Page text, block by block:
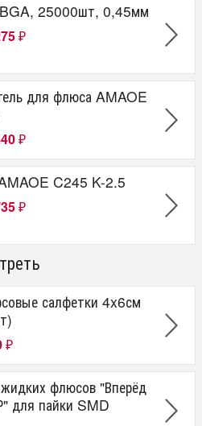
25000шт, 0,45мм
₽
для флюса AMAOE
₽
C245 K-2.5
₽
салфетки 4x6см
₽
флюсов "Вперёд
для пайки SMD